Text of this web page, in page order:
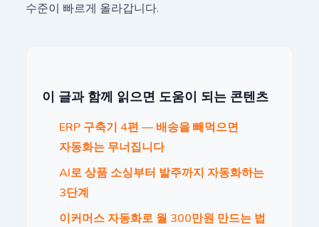
수준이 빠르게 올라갑니다.
이 글과 함께 읽으면 도움이 되는 콘텐츠
ERP 구축기 4편 — 배송을 빼먹으면
자동화는 무너집니다
AI로 상품 소싱부터 발주까지 자동화하는
3단계
이커머스 자동화로 월 300만원 만드는 법